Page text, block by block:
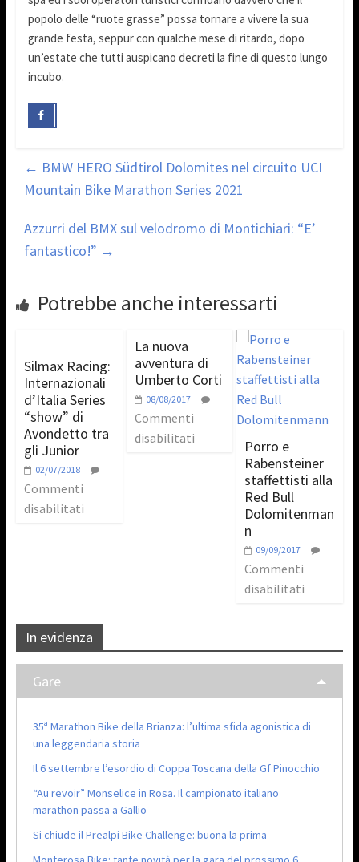
popolo delle “ruote grasse” possa tornare a vivere la sua
grande festa, seppur con qualche mese di ritardo, dopo
un’estate che tutti auspicano decreti la fine di questo lungo
incubo.
← BMW HERO Südtirol Dolomites nel circuito UCI
Mountain Bike Marathon Series 2021
Azzurri del BMX sul velodromo di Montichiari: “E’
fantastico!” →
Potrebbe anche interessarti
Silmax Racing:
Internazionali
d’Italia Series
“show” di
Avondetto tra
gli Junior
02/07/2018
Commenti
disabilitati
La nuova
avventura di
Umberto Corti
08/08/2017
Commenti
disabilitati
Porro e
Rabensteiner
staffettisti alla
Red Bull
Dolomitenman
n
09/09/2017
Commenti
disabilitati
In evidenza
Gare
35ª Marathon Bike della Brianza: l’ultima sfida agonistica di
una leggendaria storia
Il 6 settembre l’esordio di Coppa Toscana della Gf Pinocchio
“Au revoir” Monselice in Rosa. Il campionato italiano
marathon passa a Gallio
Si chiude il Prealpi Bike Challenge: buona la prima